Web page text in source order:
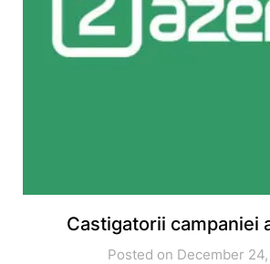
Castigatorii campaniei
Posted on December 24,